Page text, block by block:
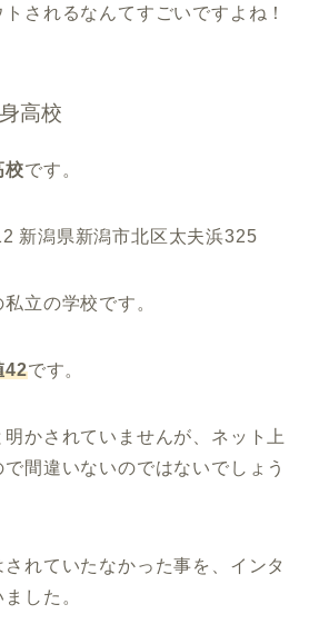
されるなんてすごいですよね！
高校
校です。
新潟県新潟市北区太夫浜325
立の学校です。
42です。
かされていませんが、ネット上
間違いないのではないでしょう
れていたなかった事を、インタ
した。